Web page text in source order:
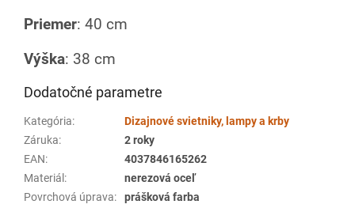
Priemer: 40 cm
Výška: 38 cm
Dodatočné parametre
Kategória:
Dizajnové svietniky, lampy a krby
Záruka:
2 roky
EAN:
4037846165262
Materiál :
nerezová oceľ
Povrchová úprava:
prášková farba